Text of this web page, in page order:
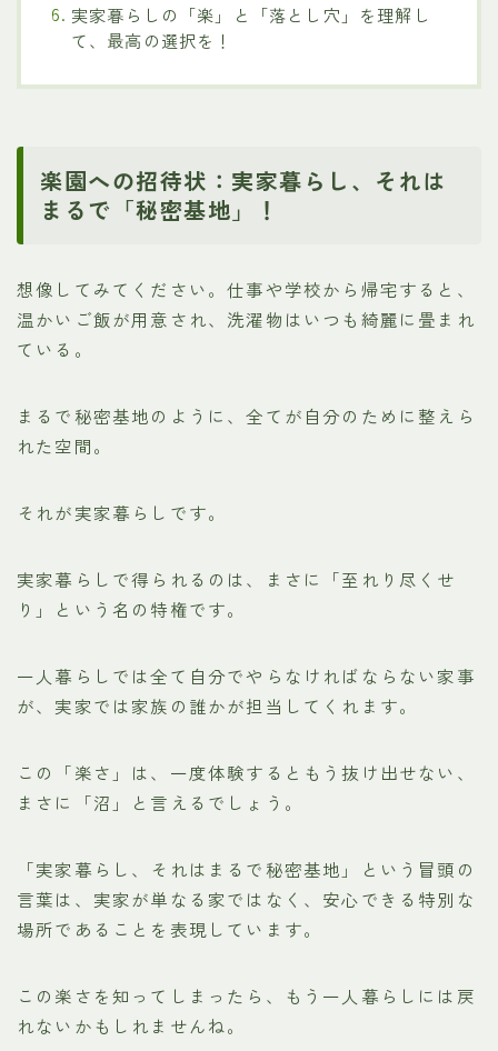
実家暮らしの「楽」と「落とし穴」を理解し
て、最高の選択を！
楽園への招待状：実家暮らし、それは
まるで「秘密基地」！
想像してみてください。仕事や学校から帰宅すると、
温かいご飯が用意され、洗濯物はいつも綺麗に畳まれ
ている。
まるで秘密基地のように、全てが自分のために整えら
れた空間。
それが実家暮らしです。
実家暮らしで得られるのは、まさに「至れり尽くせ
り」という名の特権です。
一人暮らしでは全て自分でやらなければならない家事
が、実家では家族の誰かが担当してくれます。
この「楽さ」は、一度体験するともう抜け出せない、
まさに「沼」と言えるでしょう。
「実家暮らし、それはまるで秘密基地」という冒頭の
言葉は、実家が単なる家ではなく、安心できる特別な
場所であることを表現しています。
この楽さを知ってしまったら、もう一人暮らしには戻
れないかもしれませんね。